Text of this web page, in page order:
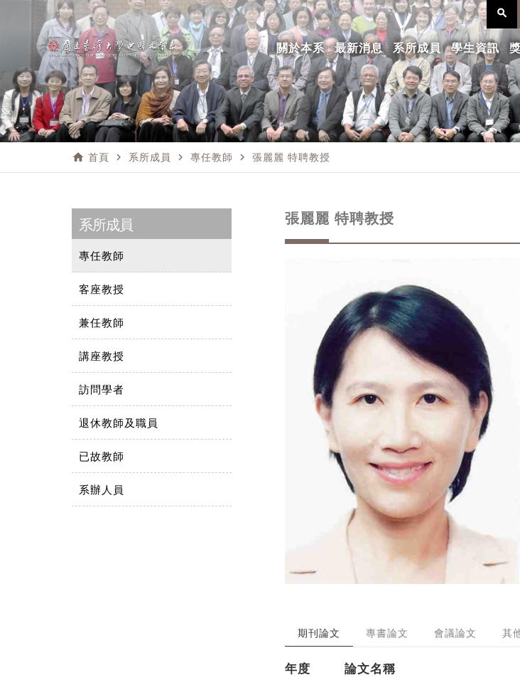
search
關於本系 最新消息 系所成員 學生資訊
home 首頁 navigate_next 系所成員 navigate_next 專任教師 navigate_next 張麗麗 特聘教授
系所成員
專任教師
客座教授
兼任教師
講座教授
訪問學者
退休教師及職員
已故教師
系辦人員
張麗麗 特聘教授
期刊論文 專書論文 會議論文 其
年度 論文名稱